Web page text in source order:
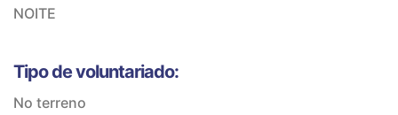
NOITE
Tipo de voluntariado:
No terreno